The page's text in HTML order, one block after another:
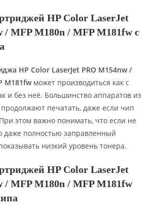
HP Color LaserJet
/ MFP M180n / MFP M181fw с
HP Color LaserJet PRO M154nw /
M181fwможет производиться как с
и без неё. Большинство аппаратов из
печатать, даже если чип
этом важно понимать, что если не
даже полностью заправленный
низкий уровень тонера.
HP Color LaserJet
/ MFP M180n / MFP M181fw